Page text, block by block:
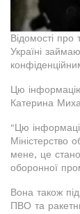
Відомості
Україні
Цю
Катерина
"Цю
Міністерство
мене, це
оборонної
Вона також
ПВО та